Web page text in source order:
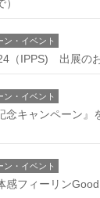
ン・イベント
（IPPS) 出展の
ン・イベント
念キャンペーン』
ン・イベント
感フィーリン